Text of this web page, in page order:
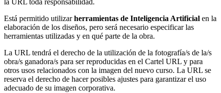
la URL toda responsabilidad.
Está permitido utilizarherramientas de Inteligencia Artificial en la
elaboración de los diseños, pero será necesario especificar las
herramientas utilizadas y en qué parte de la obra.
La URL tendrá el derecho de la utilización de la fotografía/s de la/s
obra/s ganadora/s para ser reproducidas en el Cartel URL y para
otros usos relacionados con la imagen del nuevo curso. La URL se
reserva el derecho de hacer posibles ajustes para garantizar el uso
adecuado de su imagen corporativa.